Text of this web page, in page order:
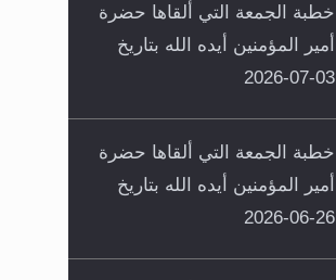
خطبة الجمعة التي ألقاها حضرة
أمير المؤمنين أيده الله بتاريخ
03-07-2026
خطبة الجمعة التي ألقاها حضرة
أمير المؤمنين أيده الله بتاريخ
26-06-2026